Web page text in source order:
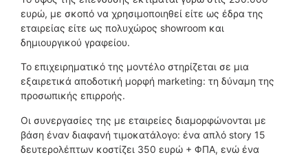
ευρώ, με σκοπό να χρησιμοποιηθεί είτε ως έδρα της
εταιρείας είτε ως πολυχώρος showroom και
δημιουργικού γραφείου.
Το επιχειρηματικό της μοντέλο στηρίζεται σε μια
εξαιρετικά αποδοτική μορφή marketing: τη δύναμη της
προσωπικής επιρροής.
Οι συνεργασίες της με εταιρείες διαμορφώνονται με
βάση έναν διαφανή τιμοκατάλογο: ένα απλό story 15
δευτερολέπτων κοστίζει 350 ευρώ + ΦΠΑ, ενώ ένα